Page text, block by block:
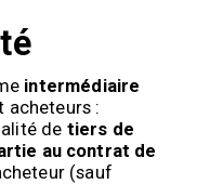
intermédiaire
acheteurs :
de tiers de
au contrat de
(sauf